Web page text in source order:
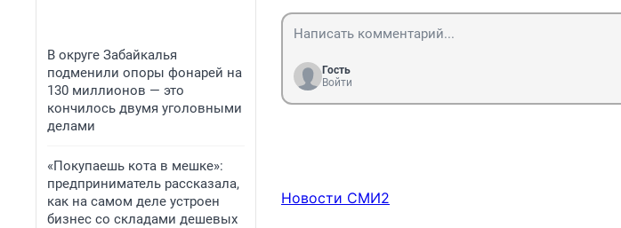
В округе Забайкалья
подменили опоры фонарей на
130 миллионов — это
кончилось двумя уголовными
делами
«Покупаешь кота в мешке»:
предприниматель рассказала,
как на самом деле устроен
бизнес со складами дешевых
Гость
Войти
Новости СМИ2